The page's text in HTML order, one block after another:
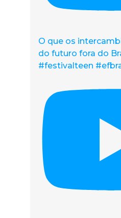
O que os
do futuro fora do
#festivalteen